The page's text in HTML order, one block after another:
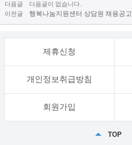
다음글 다음글이 없습니다.
이전글행복나눔지원센터 상담원 채용공고
제휴신청
개인정보취급방침
회원가입
TOP